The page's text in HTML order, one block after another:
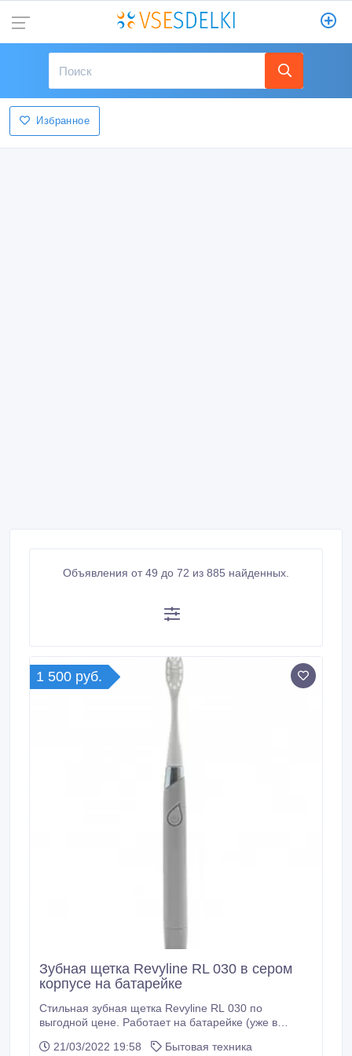
Избранное
Объявления от 49 до 72 из 885 найденных.
1 500 руб.
Зубная щетка Revyline RL 030 в сером
корпусе на батарейке
Стильная зубная щетка Revyline RL 030 по
выгодной цене. Работает на батарейке (уже в
тыс. в минуту. В комплекте - 2 насадки с мягкой
21/03/2022 19:58
Бытовая техника